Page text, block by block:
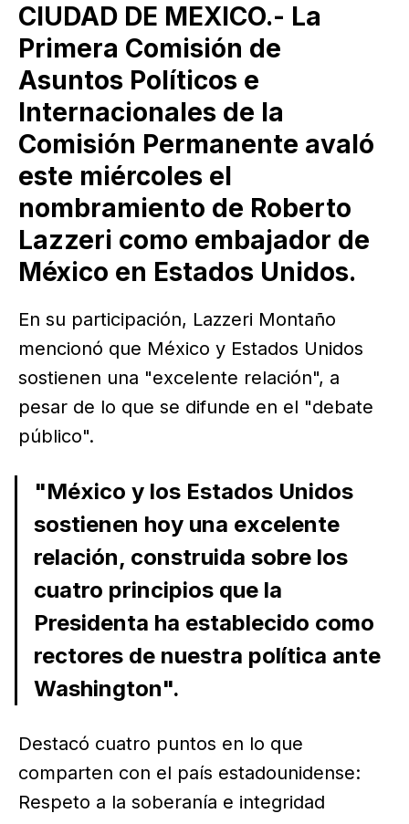
CIUDAD DE MEXICO.- La
Primera Comisión de
Asuntos Políticos e
Internacionales de la
Comisión Permanente avaló
este miércoles el
nombramiento de Roberto
Lazzeri como embajador de
México en Estados Unidos.
En su participación, Lazzeri Montaño
mencionó que México y Estados Unidos
sostienen una "excelente relación", a
pesar de lo que se difunde en el "debate
público".
"México y los Estados Unidos
sostienen hoy una excelente
relación, construida sobre los
cuatro principios que la
Presidenta ha establecido como
rectores de nuestra política ante
Washington".
Destacó cuatro puntos en lo que
comparten con el país estadounidense:
Respeto a la soberanía e integridad